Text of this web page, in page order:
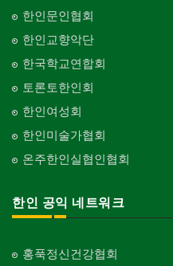
한인문인협회
한인교향악단
한국학교연합회
토론토한인회
한인여성회
한인미술가협회
온주한인실협인협회
한인 공익 네트워크
홍푹정신건강협회